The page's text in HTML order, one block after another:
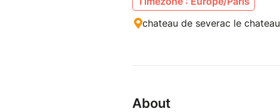
chateau de severac le chateau
About